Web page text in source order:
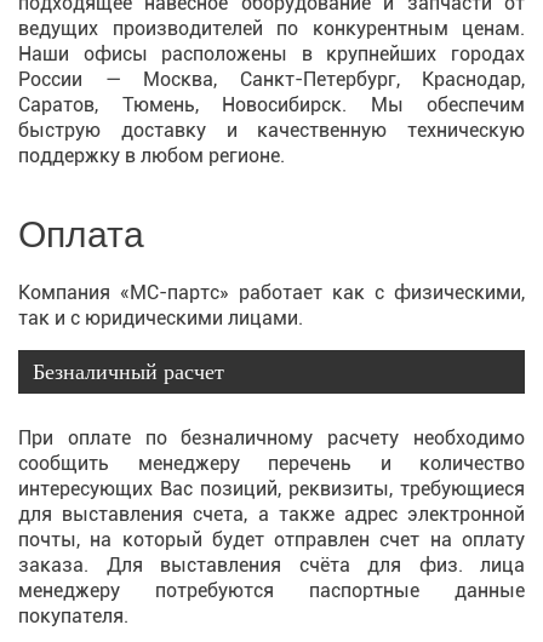
ведущих производителей по конкурентным ценам.
Наши офисы расположены в крупнейших городах
России — Москва, Санкт-Петербург, Краснодар,
Саратов, Тюмень, Новосибирск. Мы обеспечим
быструю доставку и качественную техническую
поддержку в любом регионе.
Оплата
Компания «МС-партс» работает как с физическими,
так и с юридическими лицами.
Безналичный расчет
При оплате по безналичному расчету необходимо
сообщить менеджеру перечень и количество
интересующих Вас позиций, реквизиты, требующиеся
для выставления счета, а также адрес электронной
почты, на который будет отправлен счет на оплату
заказа. Для выставления счёта для физ. лица
менеджеру потребуются паспортные данные
покупателя.